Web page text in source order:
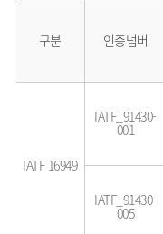
구분 인증넘버
IATF 16949
IATF_91430-
001
IATF_91430-
005